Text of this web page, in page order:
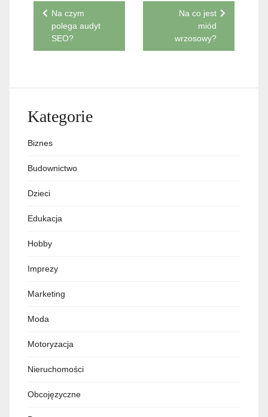
Nawigacja
wpisu
Na czym
polega audyt
SEO?
Na co jest
miód
wrzosowy?
Kategorie
Biznes
Budownictwo
Dzieci
Edukacja
Hobby
Imprezy
Marketing
Moda
Motoryzacja
Nieruchomości
Obcojęzyczne